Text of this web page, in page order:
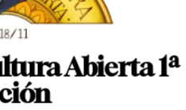
Abierta 1ª